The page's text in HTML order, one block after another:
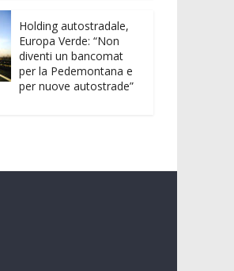
Holding autostradale,
Europa Verde: “Non
diventi un bancomat
per la Pedemontana e
per nuove autostrade”